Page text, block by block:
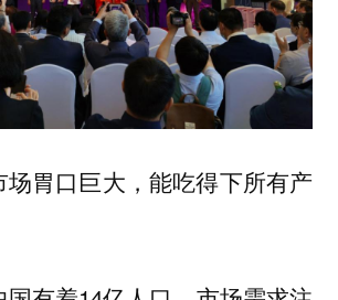
胃口巨大，能吃得下所有产